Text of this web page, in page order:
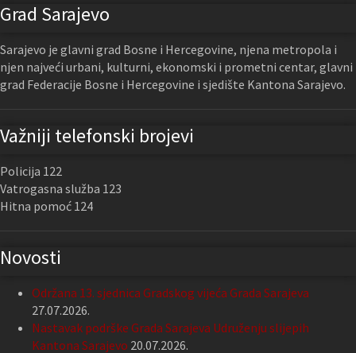
Grad Sarajevo
Sarajevo je glavni grad Bosne i Hercegovine, njena metropola i
njen najveći urbani, kulturni, ekonomski i prometni centar, glavni
grad Federacije Bosne i Hercegovine i sjedište Kantona Sarajevo.
Važniji telefonski brojevi
Policija 122
Vatrogasna služba 123
Hitna pomoć 124
Novosti
Održana 13. sjednica Gradskog vijeća Grada Sarajeva
27.07.2026.
Nastavak podrške Grada Sarajeva Udruženju slijepih
Kantona Sarajevo 20.07.2026.